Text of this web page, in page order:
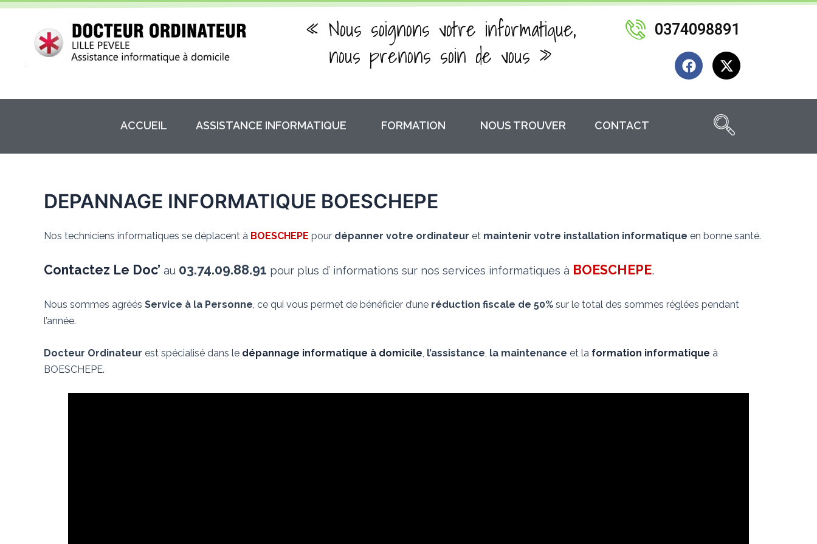
Aller
contenu
« Nous soignons votre informatique,
nous prenons soin de vous »
0374098891
F
a
e
k
X
-
w
i
t
e
ACCUEIL ASSISTANCE INFORMATIQUE FORMATION NOUS TROUVER CONTACT
DEPANNAGE INFORMATIQUE BOESCHEPE
Nos techniciens informatiques se déplacent à BOESCHEPE pour dépanner votre ordinateur et maintenir votre installation informatique en bonne santé.
Contactez Le Doc’ au 03.74.09.88.91 pour plus d’ informations sur nos services informatiques à BOESCHEPE.
Nous sommes agréés Service à la Personne, ce qui vous permet de bénéficier d’une réduction fiscale de 50% sur le total des sommes réglées pendant
l’année.
Docteur Ordinateur est spécialisé dans le dépannage informatique à domicile l’assistance la maintenance et la formation informatique à
BOESCHEPE.